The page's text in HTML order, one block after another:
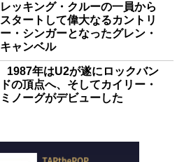
レッキング・クルーの一員から
スタートして偉大なるカントリ
ー・シンガーとなったグレン・
キャンベル
1987年はU2が遂にロックバン
ドの頂点へ、そしてカイリー・
ミノーグがデビューした